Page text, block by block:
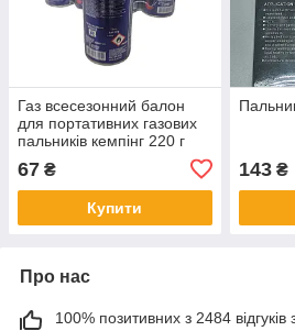
Газ всесезонний балон
для портативних газових
пальників кемпінг 220 г
67 ₴
Купити
143₴
Про нас
100% позитивних з 2484 відгуків